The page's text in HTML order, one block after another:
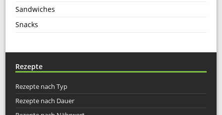
Sandwiches
Snacks
Rezepte
Rezepte nach Typ
Rezepte nach Dauer